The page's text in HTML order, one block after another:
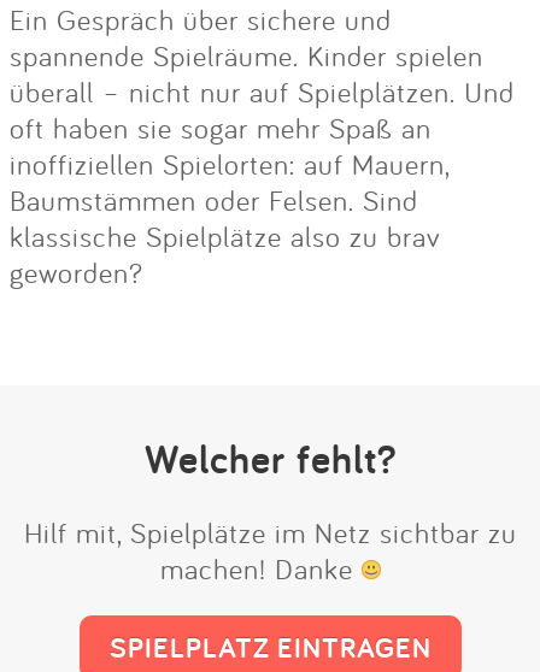
Ein Gespräch über sichere und
spannende Spielräume. Kinder spielen
überall – nicht nur auf Spielplätzen. Und
oft haben sie sogar mehr Spaß an
inoffiziellen Spielorten: auf Mauern,
Baumstämmen oder Felsen. Sind
klassische Spielplätze also zu brav
geworden?
Welcher fehlt?
Hilf mit, Spielplätze im Netz sichtbar zu
machen! Danke
SPIELPLATZ EINTRAGEN